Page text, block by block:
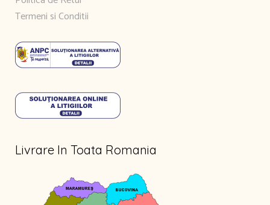
Termeni si Conditii
Livrare In Toata Romania